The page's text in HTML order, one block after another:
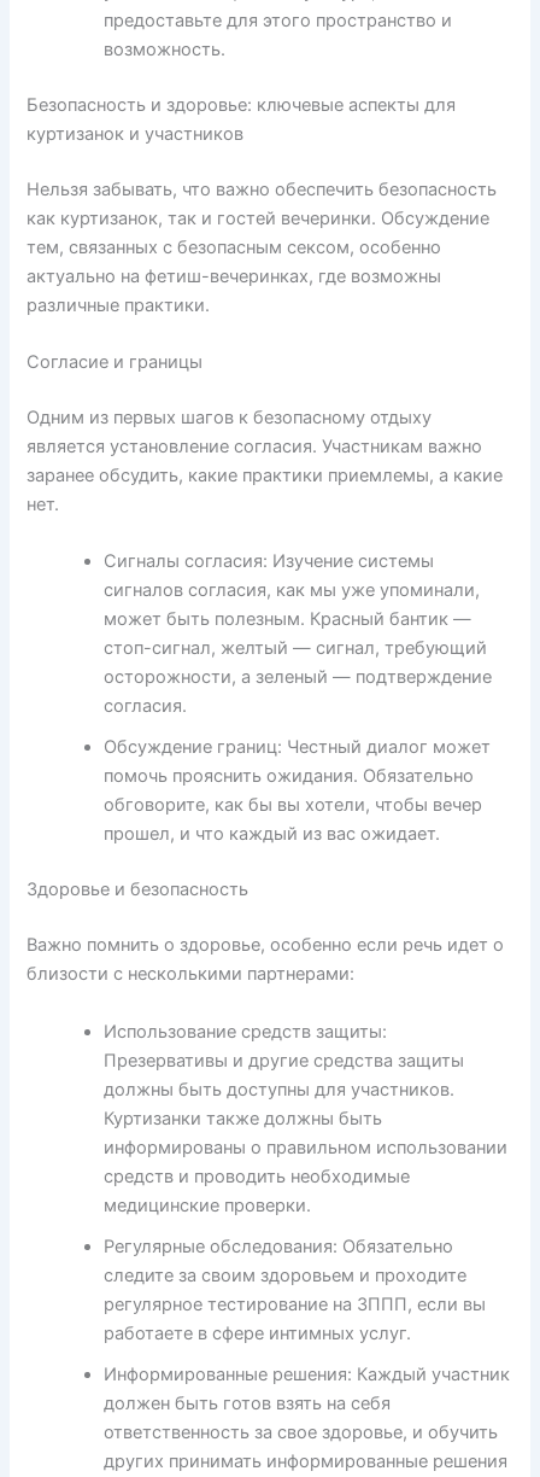
предоставьте для этого пространство и
возможность.
Безопасность и здоровье: ключевые аспекты для
куртизанок и участников
Нельзя забывать, что важно обеспечить безопасность
как куртизанок, так и гостей вечеринки. Обсуждение
тем, связанных с безопасным сексом, особенно
актуально на фетиш-вечеринках, где возможны
различные практики.
Согласие и границы
Одним из первых шагов к безопасному отдыху
является установление согласия. Участникам важно
заранее обсудить, какие практики приемлемы, а какие
нет.
Сигналы согласия: Изучение системы
сигналов согласия, как мы уже упоминали,
может быть полезным. Красный бантик —
стоп-сигнал, желтый — сигнал, требующий
осторожности, а зеленый — подтверждение
согласия.
Обсуждение границ: Честный диалог может
помочь прояснить ожидания. Обязательно
обговорите, как бы вы хотели, чтобы вечер
прошел, и что каждый из вас ожидает.
Здоровье и безопасность
Важно помнить о здоровье, особенно если речь идет о
близости с несколькими партнерами:
Использование средств защиты:
Презервативы и другие средства защиты
должны быть доступны для участников.
Куртизанки также должны быть
информированы о правильном использовании
средств и проводить необходимые
медицинские проверки.
Регулярные обследования: Обязательно
следите за своим здоровьем и проходите
регулярное тестирование на ЗППП, если вы
работаете в сфере интимных услуг.
Информированные решения: Каждый участник
должен быть готов взять на себя
ответственность за свое здоровье, и обучить
других принимать информированные решения